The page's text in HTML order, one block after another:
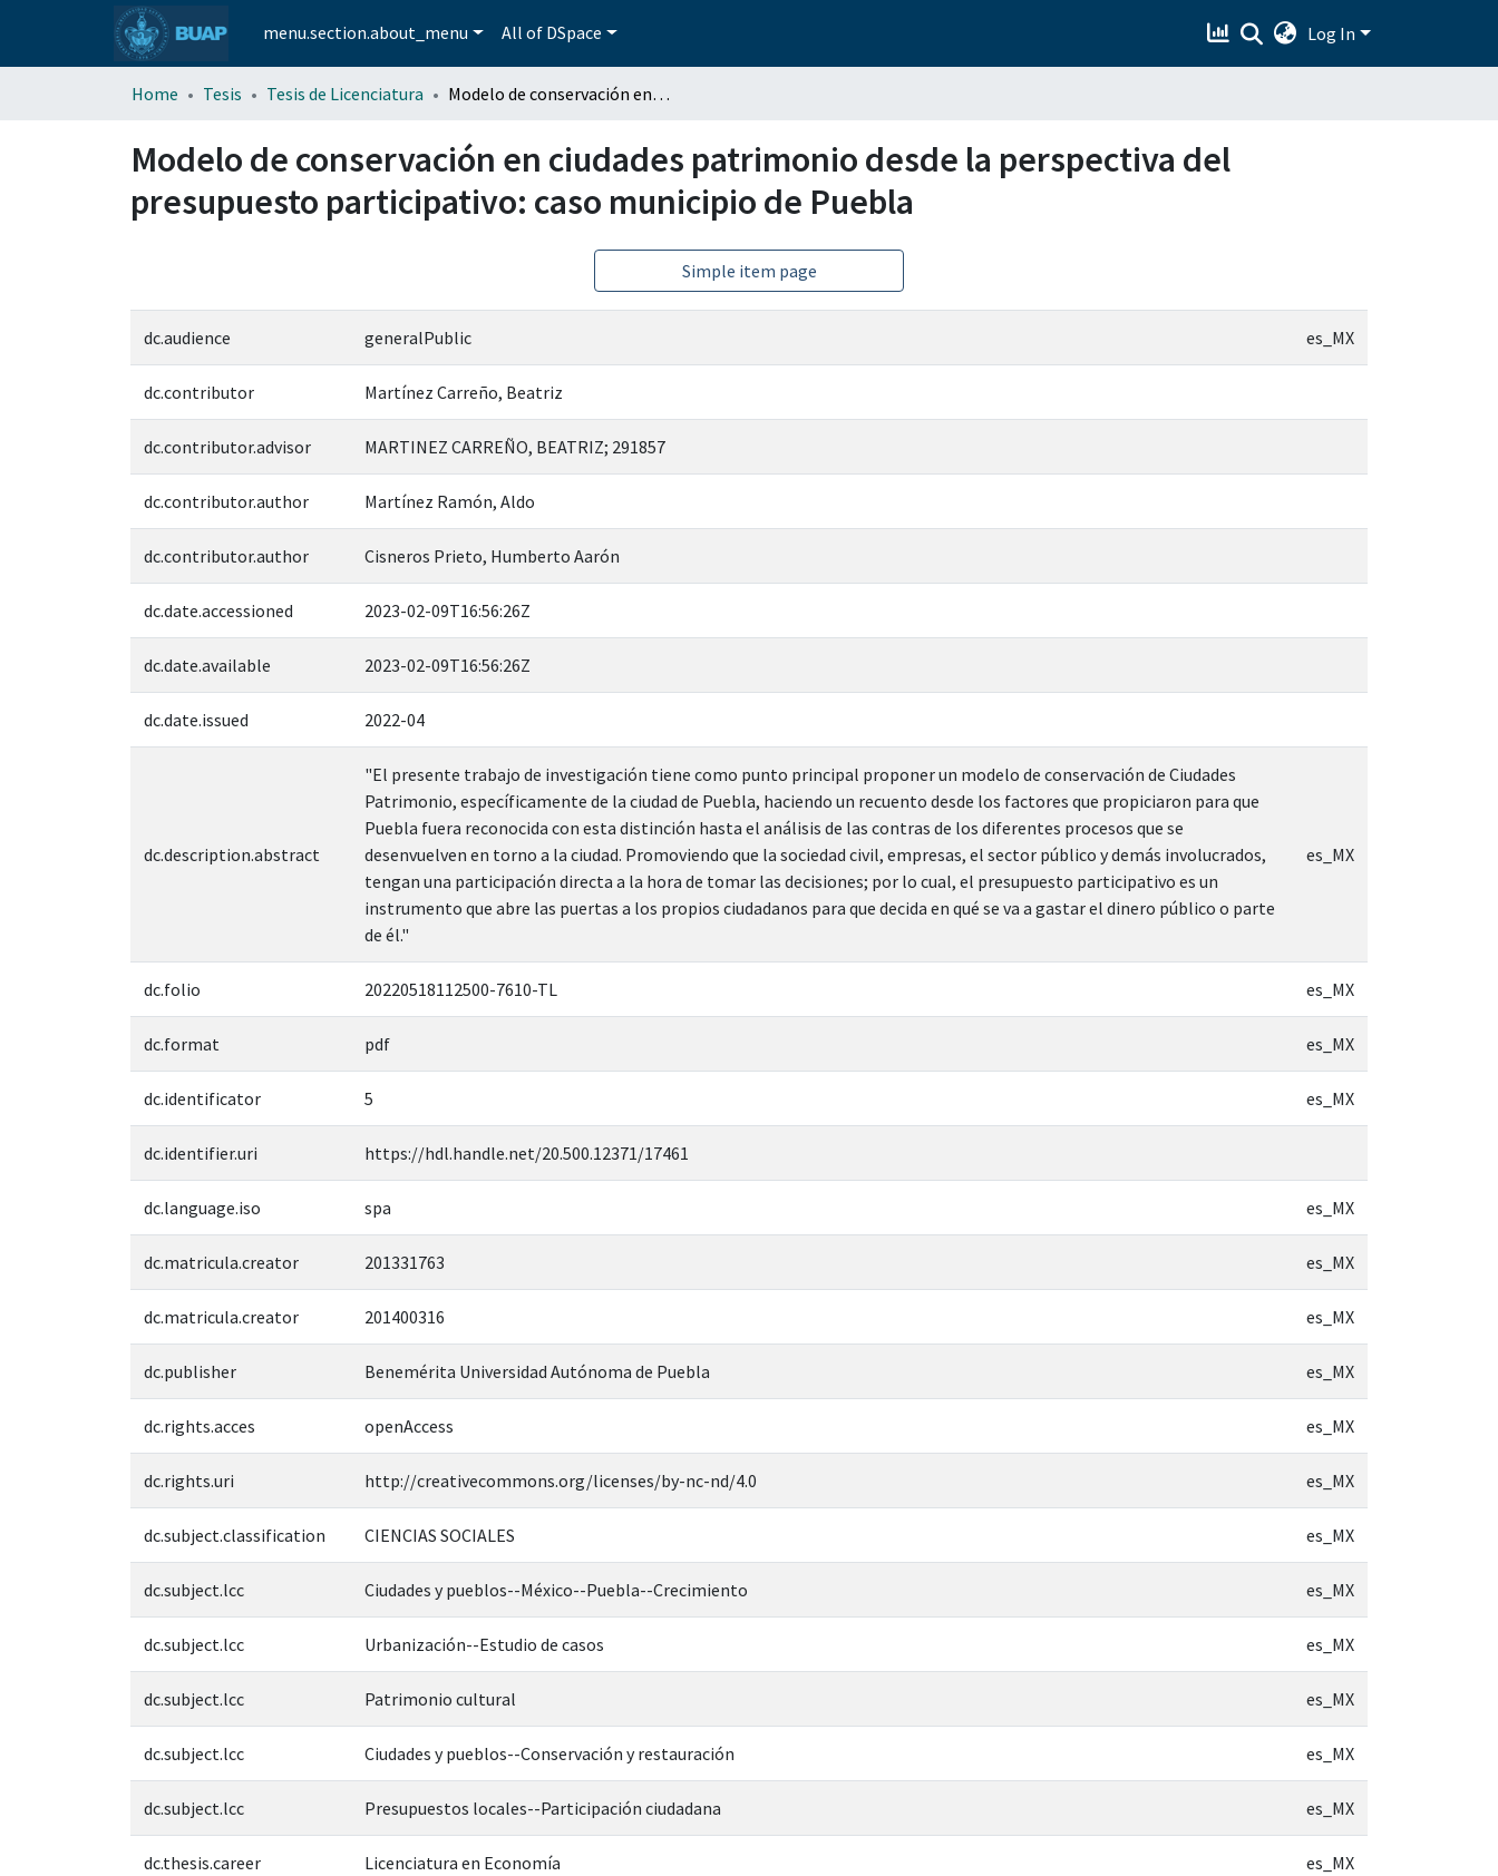
menu.section.about_menu All of DSpace Log In
Home Tesis Tesis de Licenciatura Modelo de conservación en ciudades patrimonio desde la perspectiva del presupuesto participativo: caso municipio de Puebla
Modelo de conservación en ciudades patrimonio desde la perspectiva del
presupuesto participativo: caso municipio de Puebla
Simple item page
dc.audience generalPublic es_MX
dc.contributor Martínez Carreño, Beatriz
dc.contributor.advisor MARTINEZ CARREÑO, BEATRIZ; 291857
dc.contributor.author Martínez Ramón, Aldo
dc.contributor.author Cisneros Prieto, Humberto Aarón
dc.date.accessioned 2023-02-09T16:56:26Z
dc.date.available 2023-02-09T16:56:26Z
dc.date.issued 2022-04
dc.description.abstract
"El presente trabajo de investigación tiene como punto principal proponer un modelo de conservación de Ciudades
Patrimonio, específicamente de la ciudad de Puebla, haciendo un recuento desde los factores que propiciaron para que
Puebla fuera reconocida con esta distinción hasta el análisis de las contras de los diferentes procesos que se
desenvuelven en torno a la ciudad. Promoviendo que la sociedad civil, empresas, el sector público y demás involucrados,
tengan una participación directa a la hora de tomar las decisiones; por lo cual, el presupuesto participativo es un
instrumento que abre las puertas a los propios ciudadanos para que decida en qué se va a gastar el dinero público o parte
de él."
es_MX
dc.folio 20220518112500-7610-TL es_MX
dc.format pdf es_MX
dc.identificator 5 es_MX
dc.identifier.uri https://hdl.handle.net/20.500.12371/17461
dc.language.iso spa es_MX
dc.matricula.creator 201331763 es_MX
dc.matricula.creator 201400316 es_MX
dc.publisher Benemérita Universidad Autónoma de Puebla es_MX
dc.rights.acces openAccess es_MX
dc.rights.uri http://creativecommons.org/licenses/by-nc-nd/4.0 es_MX
dc.subject.classification CIENCIAS SOCIALES es_MX
dc.subject.lcc Ciudades y pueblos--México--Puebla--Crecimiento es_MX
dc.subject.lcc Urbanización--Estudio de casos es_MX
dc.subject.lcc Patrimonio cultural es_MX
dc.subject.lcc Ciudades y pueblos--Conservación y restauración es_MX
dc.subject.lcc Presupuestos locales--Participación ciudadana es_MX
dc.thesis.career Licenciatura en Economía es_MX